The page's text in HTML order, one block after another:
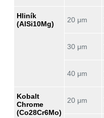
Hliník
(AlSi10Mg)
20 μm
30 μm
40 μm
Kobalt
Chrome
(Co28Cr6Mo)
20 μm